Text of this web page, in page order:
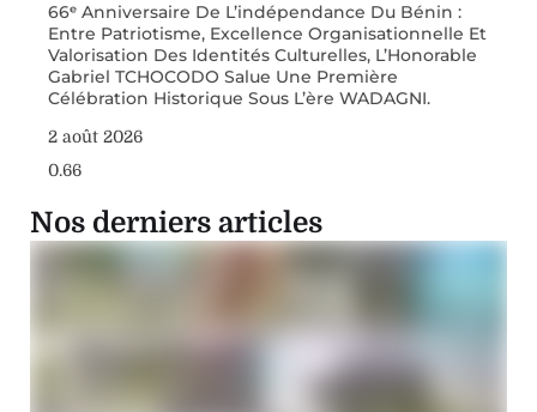
66ᵉ Anniversaire De L’indépendance Du Bénin :
Entre Patriotisme, Excellence Organisationnelle Et
Valorisation Des Identités Culturelles, L’Honorable
Gabriel TCHOCODO Salue Une Première
Célébration Historique Sous L’ère WADAGNI.
2 août 2026
Nos derniers articles